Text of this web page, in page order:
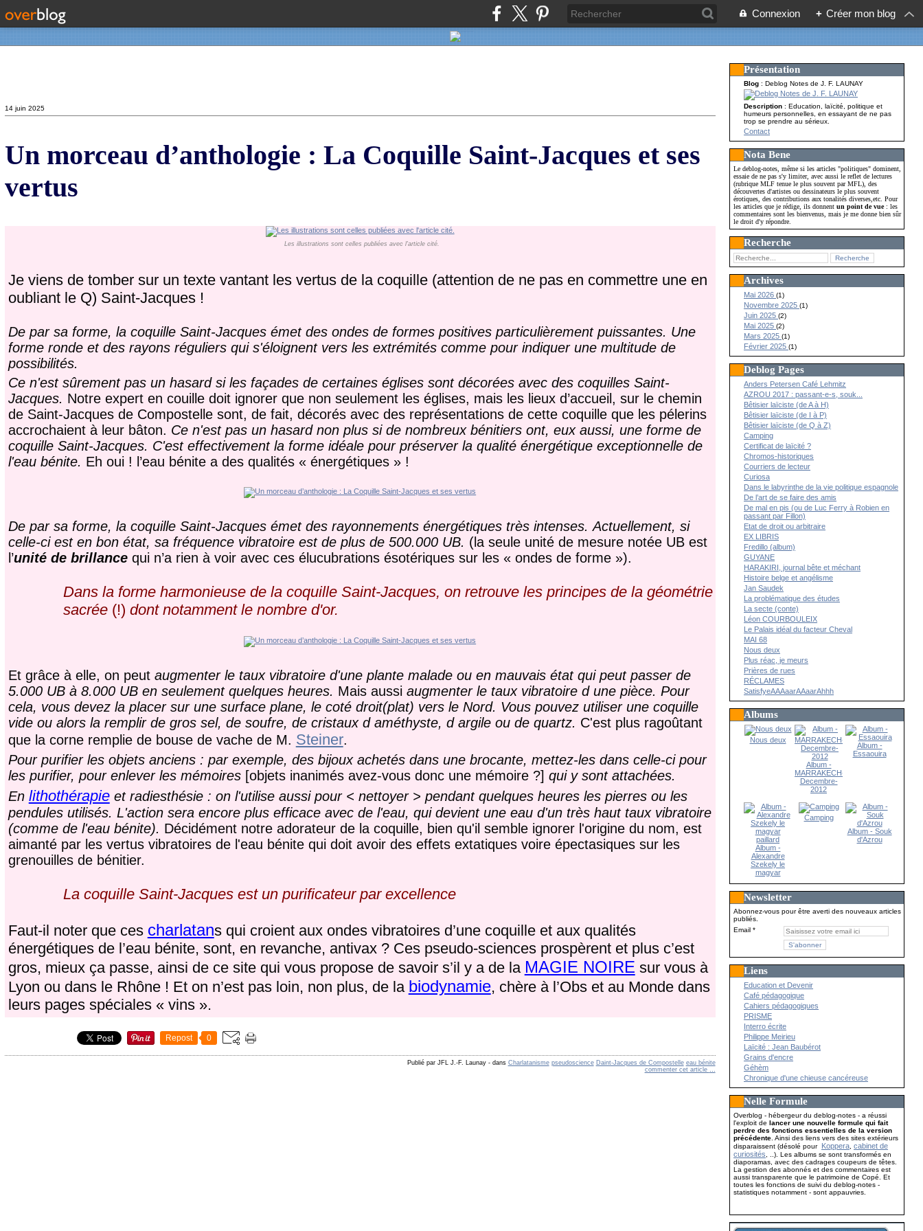
Connexion + Créer mon blog
14 juin 2025
Un morceau d’anthologie : La Coquille Saint-Jacques et ses
vertus
Les illustrations sont celles publiées avec l'article cité.
Je viens de tomber sur un texte vantant les vertus de la coquille (attention de ne pas en commettre une en
oubliant le Q) Saint-Jacques !
De par sa forme, la coquille Saint-Jacques émet des ondes de formes positives particulièrement puissantes. Une
forme ronde et des rayons réguliers qui s'éloignent vers les extrémités comme pour indiquer une multitude de
possibilités.
Ce n'est sûrement pas un hasard si les façades de certaines églises sont décorées avec des coquilles Saint-
Jacques. Notre expert en couille doit ignorer que non seulement les églises, mais les lieux d’accueil, sur le chemin
de Saint-Jacques de Compostelle sont, de fait, décorés avec des représentations de cette coquille que les pélerins
accrochaient à leur bâton. Ce n'est pas un hasard non plus si de nombreux bénitiers ont, eux aussi, une forme de
coquille Saint-Jacques. C'est effectivement la forme idéale pour préserver la qualité énergétique exceptionnelle de
l'eau bénite. Eh oui ! l’eau bénite a des qualités « énergétiques » !
De par sa forme, la coquille Saint-Jacques émet des rayonnements énergétiques très intenses. Actuellement, si
celle-ci est en bon état, sa fréquence vibratoire est de plus de 500.000 UB. (la seule unité de mesure notée UB est
l’unité de brillancequi n’a rien à voir avec ces élucubrations ésotériques sur les « ondes de forme »).
Dans la forme harmonieuse de la coquille Saint-Jacques, on retrouve les principes de la géométrie
sacrée (!) dont notamment le nombre d'or.
Et grâce à elle, on peut augmenter le taux vibratoire d'une plante malade ou en mauvais état qui peut passer de
5.000 UB à 8.000 UB en seulement quelques heures. Mais aussiaugmenter le taux vibratoire d une pièce. Pour
cela, vous devez la placer sur une surface plane, le coté droit(plat) vers le Nord. Vous pouvez utiliser une coquille
vide ou alors la remplir de gros sel, de soufre, de cristaux d améthyste, d argile ou de quartz. C'est plus ragoûtant
que la corne remplie de bouse de vache de M. Steiner.
Pour purifier les objets anciens : par exemple, des bijoux achetés dans une brocante, mettez-les dans celle-ci pour
les purifier, pour enlever les mémoires [objets inanimés avez-vous donc une mémoire ?] qui y sont attachées.
En lithothérapieet radiesthésie : on l'utilise aussi pour < nettoyer > pendant quelques heures les pierres ou les
pendules utilisés. L'action sera encore plus efficace avec de l'eau, qui devient une eau d'un très haut taux vibratoire
(comme de l'eau bénite). Décidément notre adorateur de la coquille, bien qu'il semble ignorer l'origine du nom, est
aimanté par les vertus vibratoires de l'eau bénite qui doit avoir des effets extatiques voire épectasiques sur les
grenouilles de bénitier.
La coquille Saint-Jacques est un purificateur par excellence
Faut-il noter que ces charlatans qui croient aux ondes vibratoires d’une coquille et aux qualités
énergétiques de l’eau bénite, sont, en revanche, antivax ? Ces pseudo-sciences prospèrent et plus c’est
gros, mieux ça passe, ainsi de ce site qui vous propose de savoir s’il y a de la MAGIE NOIRE sur vous à
Lyon ou dans le Rhône ! Et on n’est pas loin, non plus, de la biodynamie, chère à l’Obs et au Monde dans
leurs pages spéciales « vins ».
Repost 0
Publié par JFL J.-F. Launay -dans Charlatanisme pseudoscience Daint-Jacques de Compostelle eau bénite
commenter cet article …
Présentation
Blog : Deblog Notes de J. F. LAUNAY
Description: Education, laïcité, politique et
humeurs personnelles, en essayant de ne pas
trop se prendre au sérieux.
Contact
Nota Bene
Le deblog-notes, même si les articles "politiques" dominent,
essaie de ne pas s'y limiter, avec aussi le reflet de lectures
(rubrique MLF tenue le plus souvent par MFL), des
découvertes d'artistes ou dessinateurs le plus souvent
érotiques, des contributions aux tonalités diverses,etc. Pour
les articles que je rédige, ils donnentun point de vue: les
commentaires sont les bienvenus, mais je me donne bien sûr
le droit d'y répondre.
Recherche
Archives
Mai 2026(1)
Novembre 2025(1)
Juin 2025(2)
Mai 2025(2)
Mars 2025(1)
Février 2025(1)
Deblog Pages
Anders Petersen Café Lehmitz
AZROU 2017 : passant-e-s, souk...
Bêtisier laïciste (de A à H)
Bêtisier laïciste (de I à P)
Bêtisier laïciste (de Q à Z)
Camping
Certificat de laïcité ?
Chromos-historiques
Courriers de lecteur
Curiosa
Dans le labyrinthe de la vie politique espagnole
De l’art de se faire des amis
De mal en pis (ou de Luc Ferry à Robien en
passant par Fillon)
Etat de droit ou arbitraire
EX LIBRIS
Fredillo (album)
GUYANE
HARAKIRI, journal bête et méchant
Histoire belge et angélisme
Jan Saudek
La problématique des études
La secte (conte)
Léon COURBOULEIX
Le Palais idéal du facteur Cheval
MAI 68
Nous deux
Plus réac, je meurs
Prières de rues
RÉCLAMES
SatisfyeAAAaarAAaarAhhh
Albums
Nous deux
Album -
MARRAKECH-
Decembre-
2012
Album -
Essaouira
Album -
Alexandre
Szekely le
magyar
Camping
Album - Souk
d'Azrou
Newsletter
Abonnez-vous pour être averti des nouveaux articles
publiés.
Email
Liens
Education et Devenir
Café pédagogique
Cahiers pédagogiques
PRISME
Interro écrite
Philippe Meirieu
Laïcité : Jean Baubérot
Grains d'encre
Géhèm
Chronique d'une chieuse cancéreuse
Nelle Formule
Overblog - hébergeur du deblog-notes - a réussi
l'exploit delancer une nouvelle formule qui fait
perdre des fonctions essentielles de la version
précédente . Ainsi des liens vers des sites extérieurs
disparaissent (désolé pour Koppera ,cabinet de
curiosités , ..). Les albums se sont transformés en
diaporamas, avec des cadrages coupeurs de têtes.
La gestion des abonnés et des commentaires est
aussi transparente que le patrimoine de Copé. Et
toutes les fonctions de suivi du deblog-notes -
statistiques notamment - sont appauvries.